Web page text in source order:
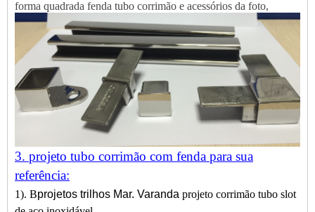
forma quadrada fenda tubo corrimão e acessórios da foto,
3. projeto tubo corrimão com fenda para sua
referência:
1). Bprojetos trilhos Mar. Varanda projeto corrimão tubo slot